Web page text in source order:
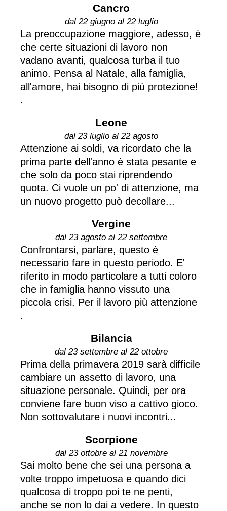
Cancro
dal 22 giugno al 22 luglio
La preoccupazione maggiore, adesso, è
che certe situazioni di lavoro non
vadano avanti, qualcosa turba il tuo
animo. Pensa al Natale, alla famiglia,
all'amore, hai bisogno di più protezione!
.
Leone
dal 23 luglio al 22 agosto
Attenzione ai soldi, va ricordato che la
prima parte dell'anno è stata pesante e
che solo da poco stai riprendendo
quota. Ci vuole un po' di attenzione, ma
un nuovo progetto può decollare...
Vergine
dal 23 agosto al 22 settembre
Confrontarsi, parlare, questo è
necessario fare in questo periodo. E'
riferito in modo particolare a tutti coloro
che in famiglia hanno vissuto una
piccola crisi. Per il lavoro più attenzione
.
Bilancia
dal 23 settembre al 22 ottobre
Prima della primavera 2019 sarà difficile
cambiare un assetto di lavoro, una
situazione personale. Quindi, per ora
conviene fare buon viso a cattivo gioco.
Non sottovalutare i nuovi incontri...
Scorpione
dal 23 ottobre al 21 novembre
Sai molto bene che sei una persona a
volte troppo impetuosa e quando dici
qualcosa di troppo poi te ne penti,
anche se non lo dai a vedere. In questo